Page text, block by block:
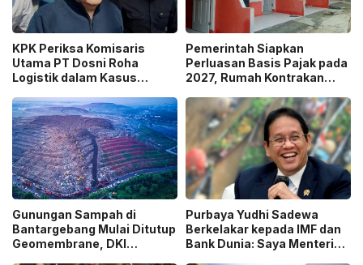
KPK Periksa Komisaris
Utama PT Dosni Roha
Logistik dalam Kasus
Pengangkutan Bansos!
Pemerintah Siapkan
Perluasan Basis Pajak pada
2027, Rumah Kontrakan
Pengawasan!
Gunungan Sampah di
Bantargebang Mulai Ditutup
Geomembrane, DKI
Purbaya Yudhi Sadewa
Berkelakar kepada IMF dan
Bank Dunia: Saya Menteri